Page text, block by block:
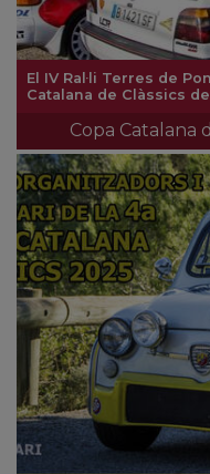
El IV Ral·li Terres de
Catalana de Clàssics
Copa Catalana